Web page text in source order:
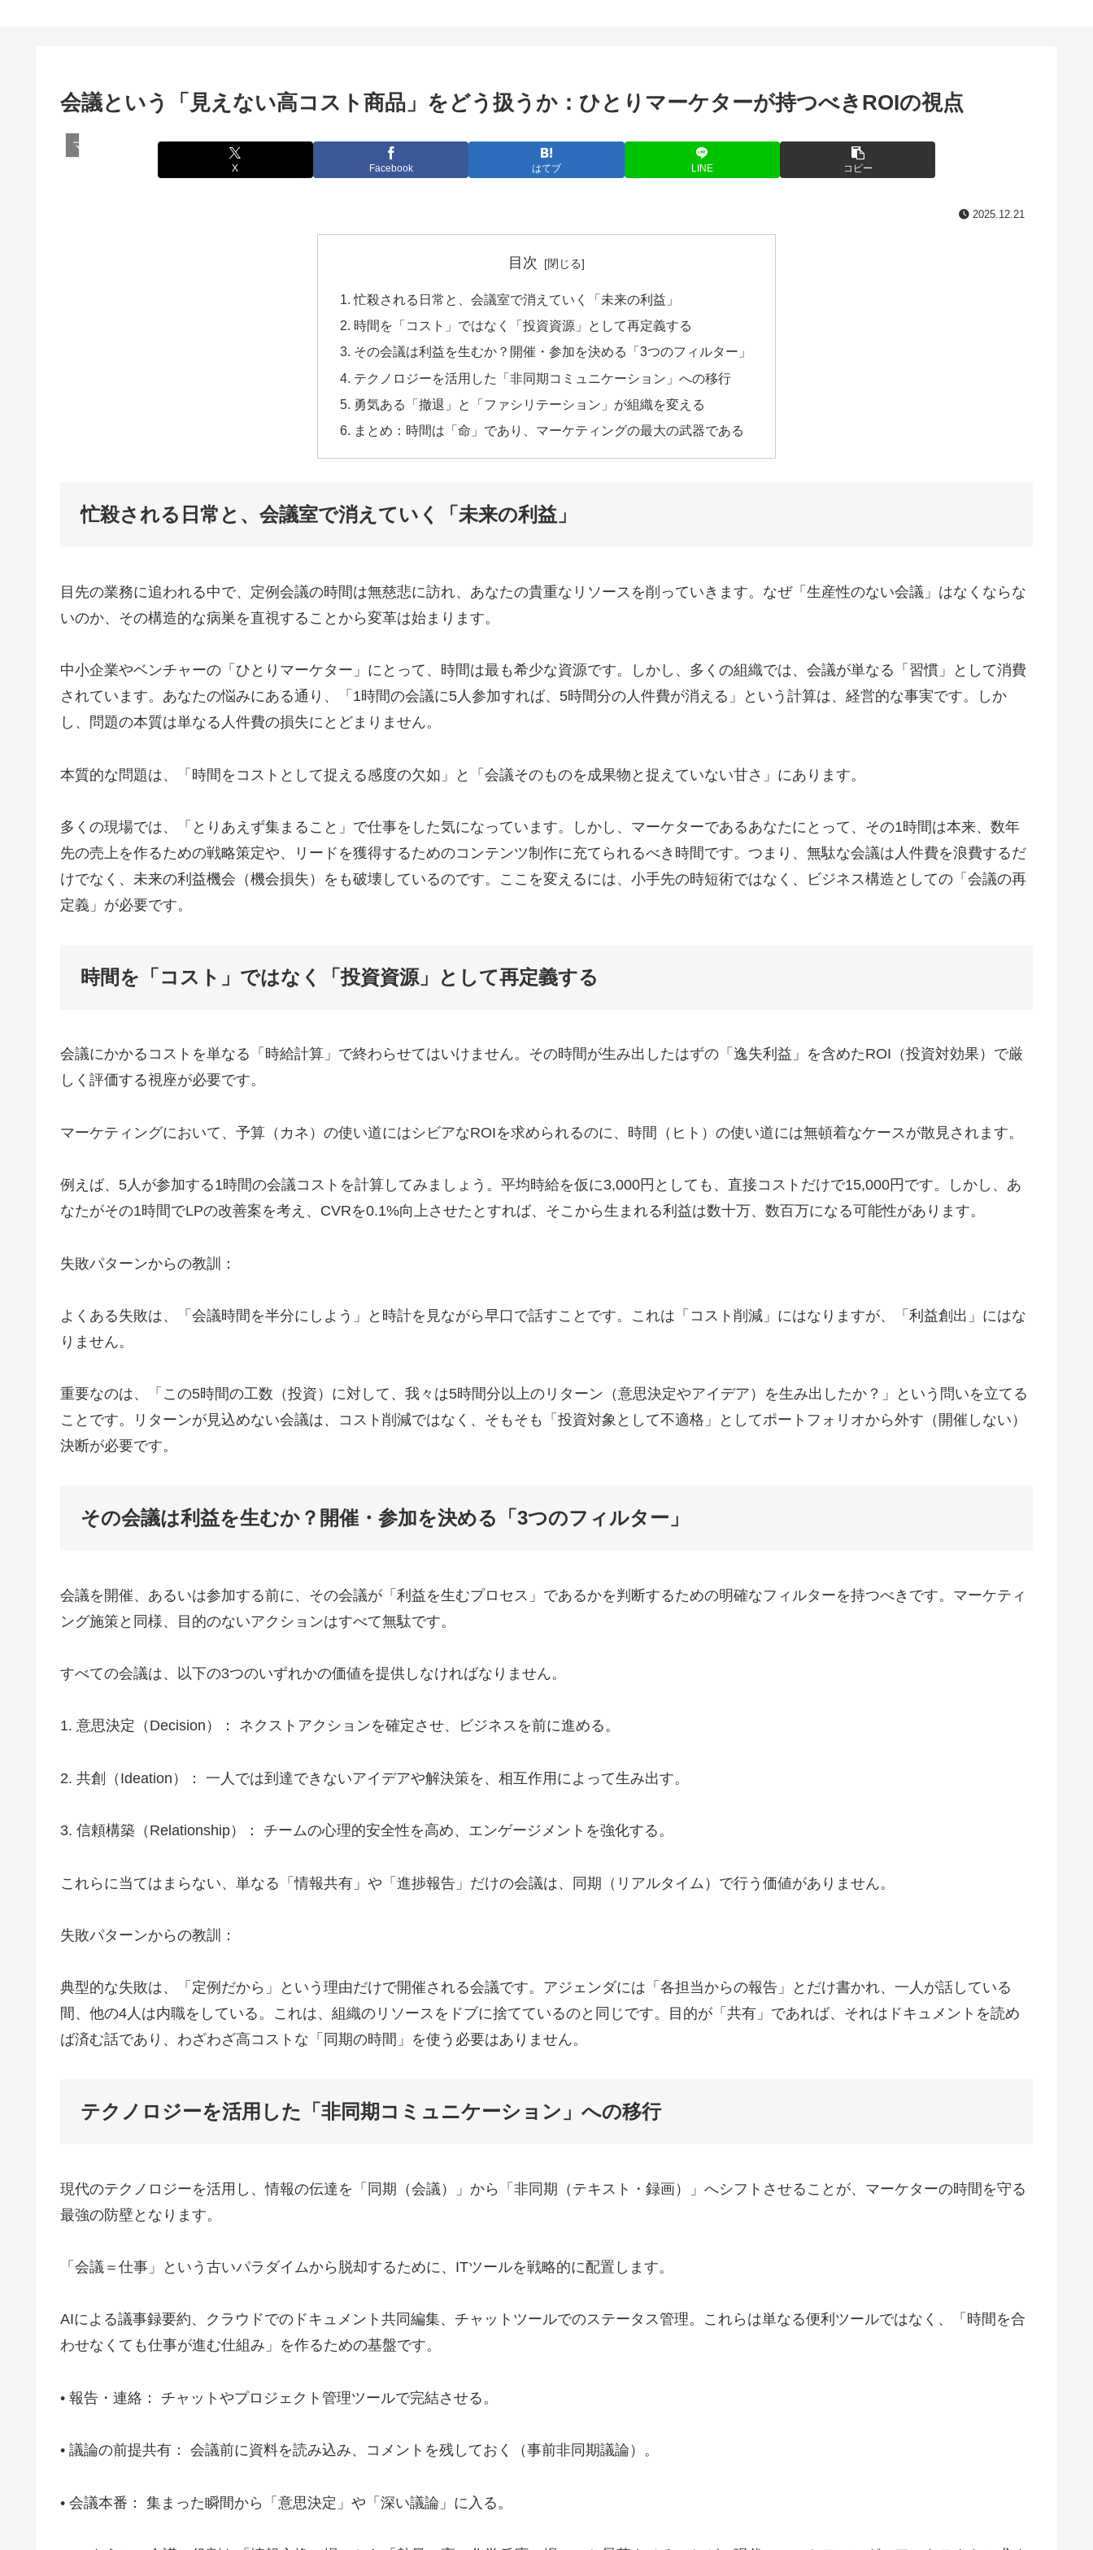
会議という「見えない高コスト商品」をどう扱うか：ひとりマーケターが持つべきROIの視点
マーケティング
X Facebook はてブ LINE コピー
2025.12.21
目次
忙殺される日常と、会議室で消えていく「未来の利益」
時間を「コスト」ではなく「投資資源」として再定義する
その会議は利益を生むか？開催・参加を決める「3つのフィルター」
テクノロジーを活用した「非同期コミュニケーション」への移行
勇気ある「撤退」と「ファシリテーション」が組織を変える
まとめ：時間は「命」であり、マーケティングの最大の武器である
忙殺される日常と、会議室で消えていく「未来の利益」
目先の業務に追われる中で、定例会議の時間は無慈悲に訪れ、あなたの貴重なリソースを削っていきます。なぜ「生産性のない会議」はなくならな
いのか、その構造的な病巣を直視することから変革は始まります。
中小企業やベンチャーの「ひとりマーケター」にとって、時間は最も希少な資源です。しかし、多くの組織では、会議が単なる「習慣」として消費
されています。あなたの悩みにある通り、「1時間の会議に5人参加すれば、5時間分の人件費が消える」という計算は、経営的な事実です。しか
し、問題の本質は単なる人件費の損失にとどまりません。
本質的な問題は、「時間をコストとして捉える感度の欠如」と「会議そのものを成果物と捉えていない甘さ」にあります。
多くの現場では、「とりあえず集まること」で仕事をした気になっています。しかし、マーケターであるあなたにとって、その1時間は本来、数年
先の売上を作るための戦略策定や、リードを獲得するためのコンテンツ制作に充てられるべき時間です。つまり、無駄な会議は人件費を浪費するだ
けでなく、未来の利益機会（機会損失）をも破壊しているのです。ここを変えるには、小手先の時短術ではなく、ビジネス構造としての「会議の再
定義」が必要です。
時間を「コスト」ではなく「投資資源」として再定義する
会議にかかるコストを単なる「時給計算」で終わらせてはいけません。その時間が生み出したはずの「逸失利益」を含めたROI（投資対効果）で厳
しく評価する視座が必要です。
マーケティングにおいて、予算（カネ）の使い道にはシビアなROIを求められるのに、時間（ヒト）の使い道には無頓着なケースが散見されます。
例えば、5人が参加する1時間の会議コストを計算してみましょう。平均時給を仮に3,000円としても、直接コストだけで15,000円です。しかし、あ
なたがその1時間でLPの改善案を考え、CVRを0.1%向上させたとすれば、そこから生まれる利益は数十万、数百万になる可能性があります。
失敗パターンからの教訓：
よくある失敗は、「会議時間を半分にしよう」と時計を見ながら早口で話すことです。これは「コスト削減」にはなりますが、「利益創出」にはな
りません。
重要なのは、「この5時間の工数（投資）に対して、我々は5時間分以上のリターン（意思決定やアイデア）を生み出したか？」という問いを立てる
ことです。リターンが見込めない会議は、コスト削減ではなく、そもそも「投資対象として不適格」としてポートフォリオから外す（開催しない）
決断が必要です。
その会議は利益を生むか？開催・参加を決める「3つのフィルター」
会議を開催、あるいは参加する前に、その会議が「利益を生むプロセス」であるかを判断するための明確なフィルターを持つべきです。マーケティ
ング施策と同様、目的のないアクションはすべて無駄です。
すべての会議は、以下の3つのいずれかの価値を提供しなければなりません。
1. 意思決定（Decision）： ネクストアクションを確定させ、ビジネスを前に進める。
2. 共創（Ideation）： 一人では到達できないアイデアや解決策を、相互作用によって生み出す。
3. 信頼構築（Relationship）： チームの心理的安全性を高め、エンゲージメントを強化する。
これらに当てはまらない、単なる「情報共有」や「進捗報告」だけの会議は、同期（リアルタイム）で行う価値がありません。
失敗パターンからの教訓：
典型的な失敗は、「定例だから」という理由だけで開催される会議です。アジェンダには「各担当からの報告」とだけ書かれ、一人が話している
間、他の4人は内職をしている。これは、組織のリソースをドブに捨てているのと同じです。目的が「共有」であれば、それはドキュメントを読め
ば済む話であり、わざわざ高コストな「同期の時間」を使う必要はありません。
テクノロジーを活用した「非同期コミュニケーション」への移行
現代のテクノロジーを活用し、情報の伝達を「同期（会議）」から「非同期（テキスト・録画）」へシフトさせることが、マーケターの時間を守る
最強の防壁となります。
「会議＝仕事」という古いパラダイムから脱却するために、ITツールを戦略的に配置します。
AIによる議事録要約、クラウドでのドキュメント共同編集、チャットツールでのステータス管理。これらは単なる便利ツールではなく、「時間を合
わせなくても仕事が進む仕組み」を作るための基盤です。
• 報告・連絡： チャットやプロジェクト管理ツールで完結させる。
• 議論の前提共有： 会議前に資料を読み込み、コメントを残しておく（事前非同期議論）。
• 会議本番： 集まった瞬間から「意思決定」や「深い議論」に入る。